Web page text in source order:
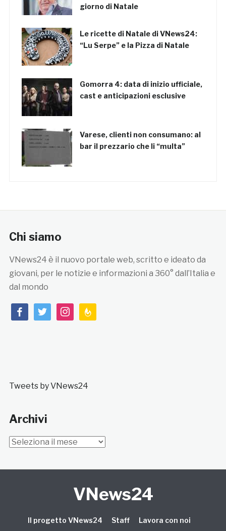
giorno di Natale
Le ricette di Natale di VNews24:
“Lu Serpe” e la Pizza di Natale
Gomorra 4: data di inizio ufficiale,
cast e anticipazioni esclusive
Varese, clienti non consumano: al
bar il prezzario che li “multa”
Chi siamo
VNews24 è il nuovo portale web, scritto e ideato da
giovani, per le notizie e informazioni a 360° dall’Italia e
dal mondo
facebooktwitterinstagramfeedburner
Tweets by VNews24
Archivi
Archivi
VNews24
Il progetto VNews24 Staff
Lavora con noi